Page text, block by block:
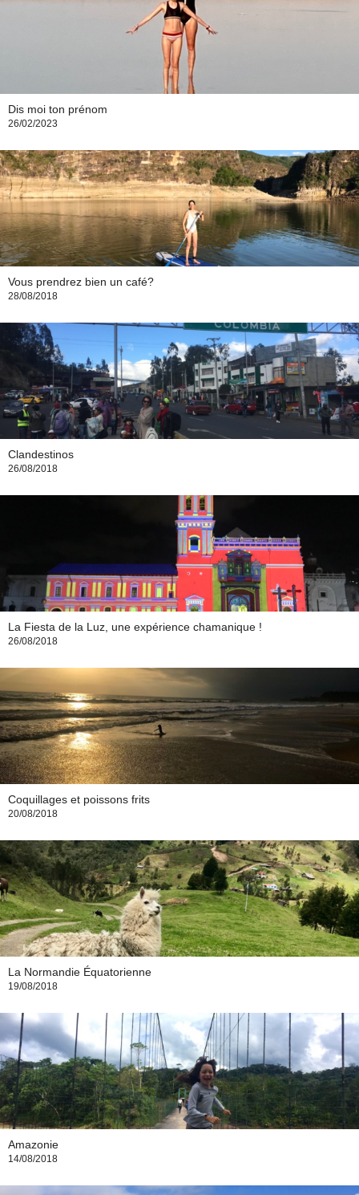
Dis moi ton prénom
26/02/2023
Vous prendrez bien un café?
28/08/2018
Clandestinos
26/08/2018
La Fiesta de la Luz, une expérience chamanique !
26/08/2018
Coquillages et poissons frits
20/08/2018
La Normandie Équatorienne
19/08/2018
Amazonie
14/08/2018